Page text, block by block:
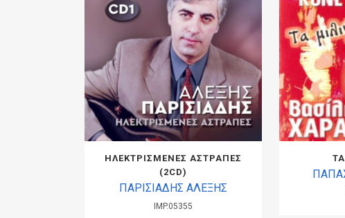
ΗΛΕΚΤΡΙΣΜΕΝΕΣ ΑΣΤΡΑΠΕΣ
(2CD)
ΠΑΡΙΣΙΑΔΗΣ ΑΛΕΞΗΣ
IMP.05355